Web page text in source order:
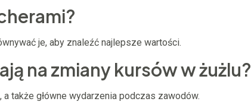
je, aby znaleźć najlepsze wartości.
na zmiany kursów w żużlu?
także główne wydarzenia podczas zawodów.